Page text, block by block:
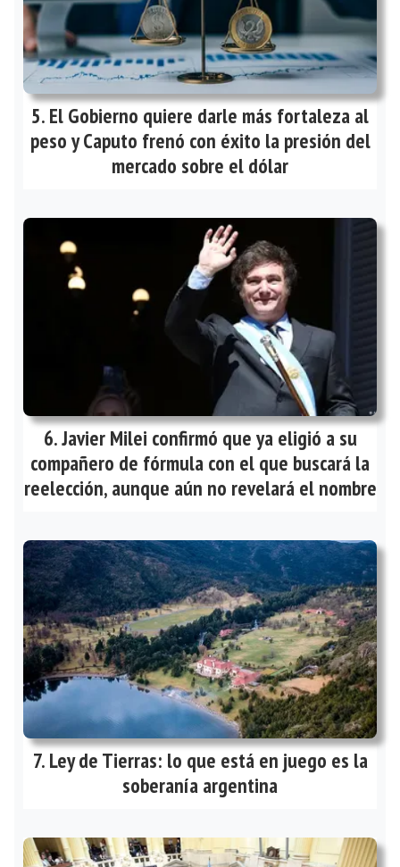
El Gobierno quiere darle más fortaleza al
peso y Caputo frenó con éxito la presión del
mercado sobre el dólar
Javier Milei confirmó que ya eligió a su
compañero de fórmula con el que buscará la
reelección, aunque aún no revelará el nombre
Ley de Tierras: lo que está en juego es la
soberanía argentina